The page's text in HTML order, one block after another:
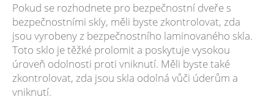
Pokud se rozhodnete pro bezpečnostní dveře s
bezpečnostními skly, měli byste zkontrolovat, zda
jsou vyrobeny z bezpečnostního laminovaného skla.
Toto sklo je těžké prolomit a poskytuje vysokou
úroveň odolnosti proti vniknutí. Měli byste také
zkontrolovat, zda jsou skla odolná vůči úderům a
vniknutí.